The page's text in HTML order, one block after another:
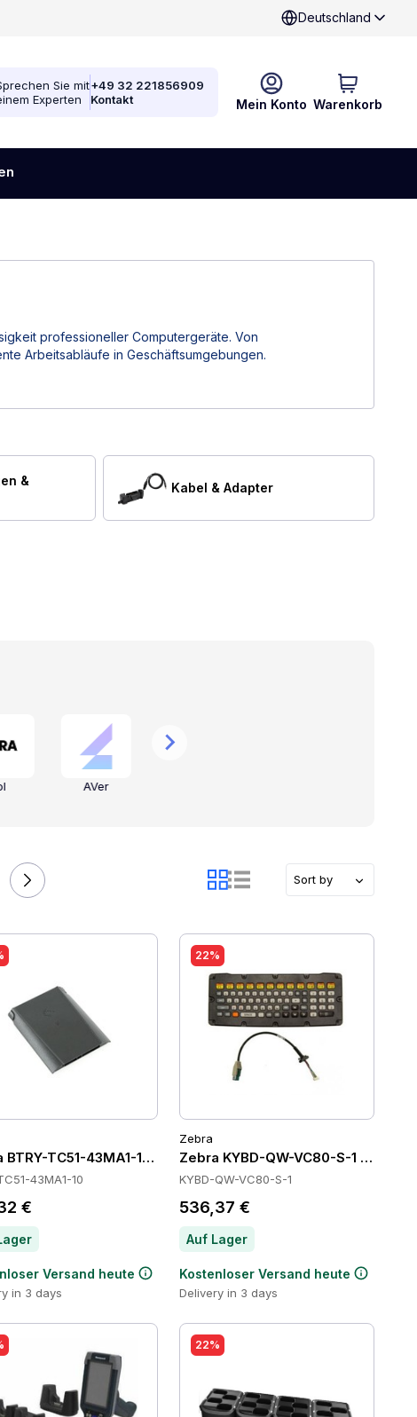
Deutschland
Mein Konto Warenkorb
Sie mit
Experten
+49 32 221856909
Kontakt
professioneller Computergeräte. Von
Arbeitsabläufe in Geschäftsumgebungen.
&
Kabel & Adapter
AVer
Sort by
BTRY-TC51-43MA1-10 Batteries
43MA1-10
€
Versand heute
in 3 days
22%
Zebra
Zebra KYBD-QW-VC80-S-1
KYBD-QW-VC80-S-1
536,37 €
Auf Lager
Kostenloser Versand heute
Delivery in 3 days
22%